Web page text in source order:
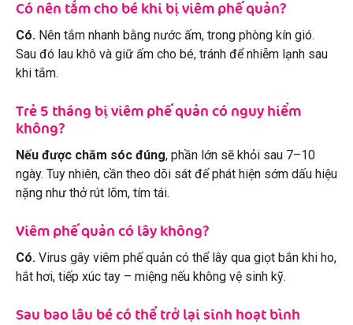
Có nên tắm cho bé khi bị viêm phế quản?
Có. Nên tắm nhanh bằng nước ấm, trong phòng kín gió.
Sau đó lau khô và giữ ấm cho bé, tránh để nhiễm lạnh sau
khi tắm.
Trẻ 5 tháng bị viêm phế quản có nguy hiểm
không?
Nếu được chăm sóc đúng, phần lớn sẽ khỏi sau 7–10
ngày. Tuy nhiên, cần theo dõi sát để phát hiện sớm dấu hiệu
nặng như thở rút lõm, tím tái.
Viêm phế quản có lây không?
Có. Virus gây viêm phế quản có thể lây qua giọt bắn khi ho,
hắt hơi, tiếp xúc tay – miệng nếu không vệ sinh kỹ.
Sau bao lâu bé có thể trở lại sinh hoạt bình